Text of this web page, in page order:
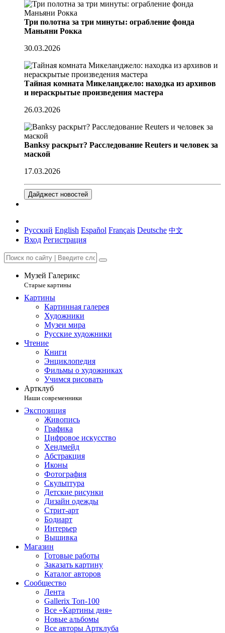
Три полотна за три минуты: ограбление фонда
Маньяни Рокка
30.03.2026
Тайная комната Микеланджело: находка из архивов
и нераскрытые произведения мастера
26.03.2026
Banksy раскрыт? Расследование Reuters и человек за
маской
17.03.2026
Дайджест новостей
Русский English Español Français Deutsche 中文
Вход Регистрация
Музей Галерикс
Старые картины
Картины
Картинная галерея
Художники
Музеи мира
Русские художники
Чтение
Книги
Энциклопедия
Фильмы о художниках
Учимся рисовать
Артклуб
Наши современники
Экспозиция
Живопись
Графика
Цифровое искусство
Хендмейд
Абстракция
Иконы
Фотография
Скульптура
Детские рисунки
Дизайн одежды
Стрит-арт
Бодиарт
Интерьер
Вышивка
Магазин
Готовые работы
Заказать картину
Каталог авторов
Сообщество
Лента
Gallerix Топ-100
Все «Картины дня»
Новые альбомы
Все авторы Артклуба